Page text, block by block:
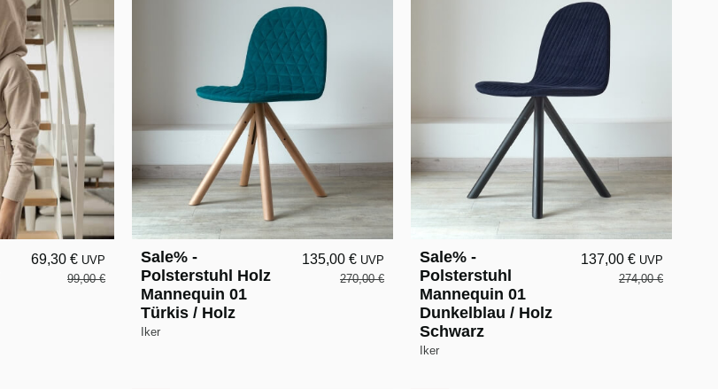
69,30 € UVP
99,00 €
Sale% -
Polsterstuhl Holz
Mannequin 01
Türkis / Holz
Iker
135,00 € UVP
270,00 €
Sale% -
Polsterstuhl
Mannequin 01
Dunkelblau / Holz
Schwarz
Iker
137,00 € UVP
274,00 €